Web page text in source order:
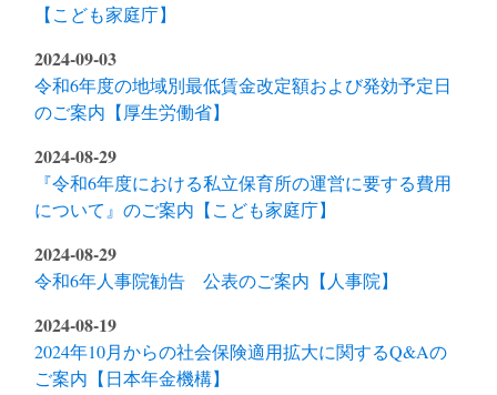
【こども家庭庁】
2024-09-03
令和6年度の地域別最低賃金改定額および発効予定日
のご案内【厚生労働省】
2024-08-29
『令和6年度における私立保育所の運営に要する費用
について』のご案内【こども家庭庁】
2024-08-29
令和6年人事院勧告 公表のご案内【人事院】
2024-08-19
2024年10月からの社会保険適用拡大に関するQ&Aの
ご案内【日本年金機構】